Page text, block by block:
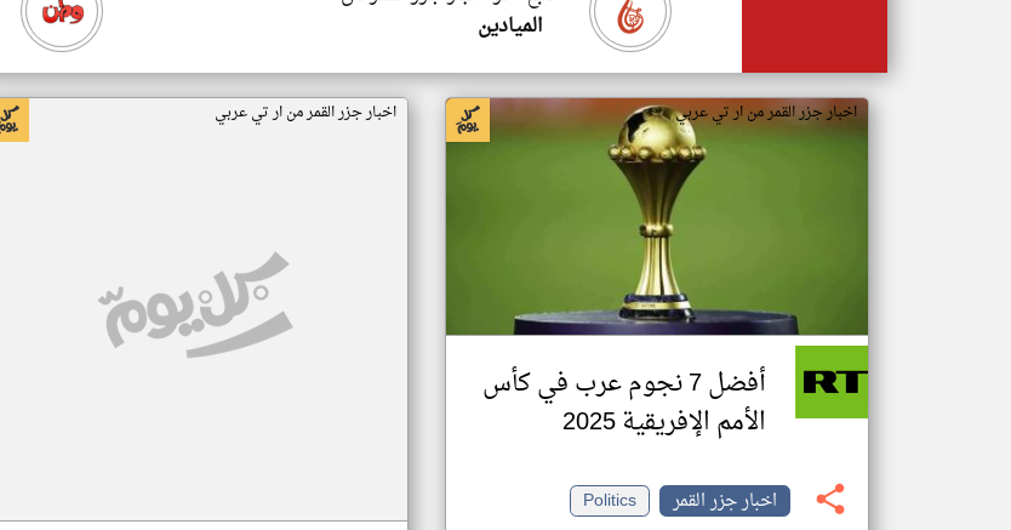
الميادين
اخبار جزر القمر من ار تي عربي
أفضل 7 نجوم عرب في كأس
الأمم الإفريقية 2025
اخبار جزر القمر
Politics
اخبار جزر القمر من ار تي عربي